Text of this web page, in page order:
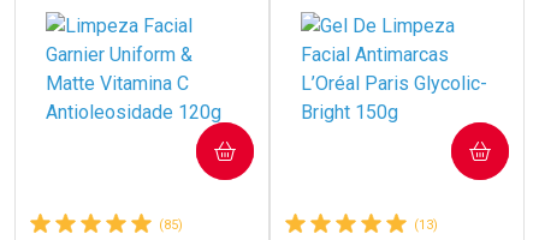
(85)
COMPRAR
(13)
COMPRAR